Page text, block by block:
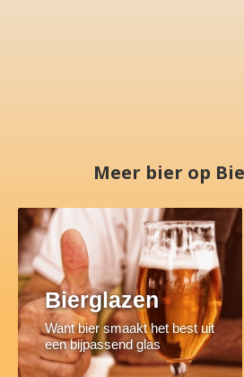
Meer bier op
Bierglazen
Want bier smaakt het best uit
een bijpassend glas